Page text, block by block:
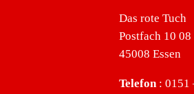
Das rote Tuch
Postfach 10 08
45008 Essen
Telefon: 0151